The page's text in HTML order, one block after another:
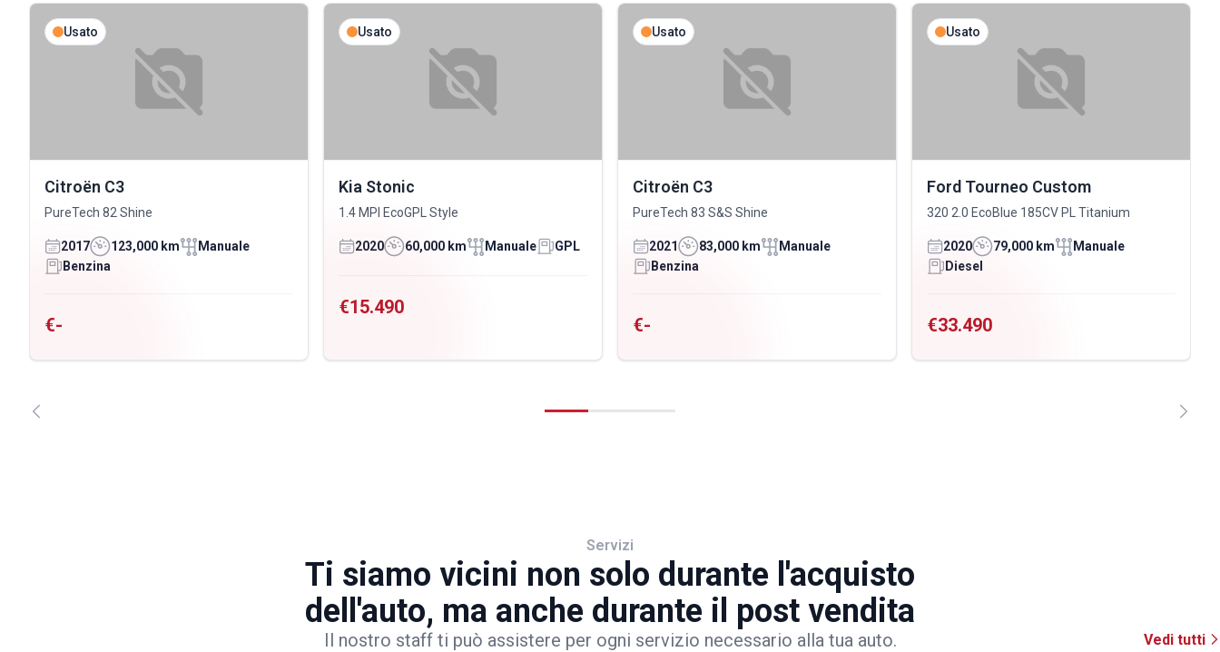
Usato
Citroën C3
PureTech 82 Shine
2017 123,000 km
Manuale
Benzina
€-
Usato
Kia Stonic
1.4 MPI EcoGPL Style
2020 60,000 km Manuale GPL
€15.490
Usato
Citroën C3
PureTech 83 S&S Shine
2021 83,000 km
Manuale
Benzina
€-
Usato
Ford Tourneo Custom
320 2.0 EcoBlue 185CV PL Titanium
2020 79,000 km
Manuale
Diesel
€33.490
Servizi
Ti siamo vicini non solo durante l'acquisto
dell'auto, ma anche durante il post vendita
Il nostro staff ti può assistere per ogni servizio necessario alla tua auto. Vedi tutti